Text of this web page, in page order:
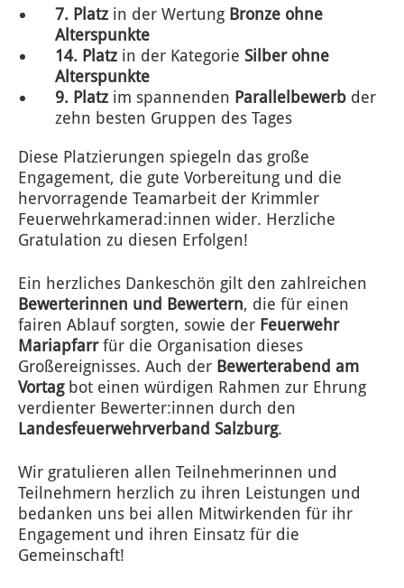
7. Platzin der Wertung Bronze ohne
Alterspunkte
14. Platzin der Kategorie Silber ohne
Alterspunkte
9. Platzim spannenden Parallelbewerbder
zehn besten Gruppen des Tages
Diese Platzierungen spiegeln das große
Engagement, die gute Vorbereitung und die
hervorragende Teamarbeit der Krimmler
Feuerwehrkamerad:innen wider. Herzliche
Gratulation zu diesen Erfolgen!
Ein herzliches Dankeschön gilt den zahlreichen
Bewerterinnen und Bewertern, die für einen
fairen Ablauf sorgten, sowie der Feuerwehr
Mariapfarrfür die Organisation dieses
Großereignisses. Auch der Bewerterabend am
Vortagbot einen würdigen Rahmen zur Ehrung
verdienter Bewerter:innen durch den
Landesfeuerwehrverband Salzburg.
Wir gratulieren allen Teilnehmerinnen und
Teilnehmern herzlich zu ihren Leistungen und
bedanken uns bei allen Mitwirkenden für ihr
Engagement und ihren Einsatz für die
Gemeinschaft!